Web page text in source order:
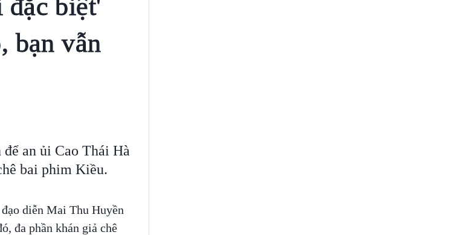
biệt'
bạn vẫn
an ủi Cao Thái Hà
bai phim Kiều.
diễn Mai Thu Huyền
đa phần khán giả chê